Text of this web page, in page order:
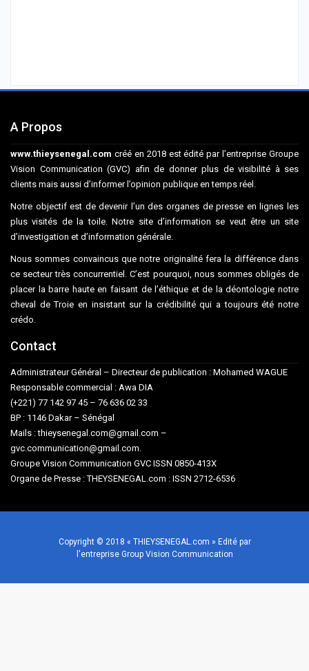
A Propos
www.thieysenegal.com créé en 2018 est édité par l’entreprise Groupe
Vision Communication (GVC) afin de donner plus de visibilité à ses
clients mais aussi d’informer l’opinion publique en temps réel.
Notre objectif est de devenir l’un des organes de presse en lignes les
plus visités de la toile. Notre site d’information se veut être un site
d’investigation et d’information générale.
Nous sommes convaincus que notre originalité fera la différence dans
ce secteur très concurrentiel. C’est pourquoi, nous sommes obligés de
placer la barre haute en faisant de l’éthique et de la déontologie notre
cheval de Troie en insistant sur la crédibilité qui a toujours été notre
crédo.
Contact
Administrateur Général – Directeur de publication : Mohamed WAGUE
Responsable commercial : Awa DIA
(+221) 77 142 97 45 – 76 636 02 33
BP : 1146 Dakar – Sénégal
Mails : thieysenegal.com@gmail.com –
gvc.communication@gmail.com.
Groupe Vision Communication GVC ISSN 0850-413X
Organe de Presse : THEYSENEGAL.com : ISSN 2712-6536
Copyright © 2018 « THIEYSENEGAL.com » Edité par
l'entreprise Group Vision Communication